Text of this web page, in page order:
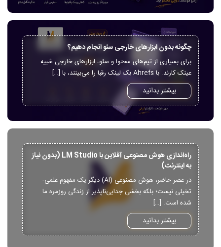
چگونه بدون ابزارهای خارجی سئو انجام دهیم؟
برای بسیاری از تیم‌های محتوا و سئو، ابزارهای خارجی شبیه
عینک کارند. با Ahrefs بک لینک رقبا را می‌بینند، با […]
بیشتر بدانید
راه‌اندازی هوش مصنوعی آفلاین با LM Studio (بدون نیاز
به اینترنت)
در عصر حاضر، هوش مصنوعی (AI) دیگر یک مفهوم علمی-
تخیلی نیست؛ بلکه بخشی جدایی‌ناپذیر از زندگی روزمره ما
شده است. […]
بیشتر بدانید